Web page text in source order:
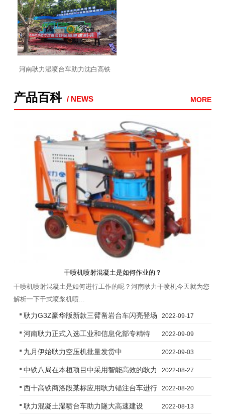
河南耿力湿喷台车助力沈白高铁
顺城隧道斜井建设
产品百科 / NEWS MORE
干喷机喷射混凝土是如何作业的？
干喷机喷射混凝土是如何进行工作的呢？河南耿力干喷机今天就为您
解析一下干式喷浆机喷...
耿力G3Z豪华版新款三臂凿岩台车闪亮登场 2022-09-17
河南耿力正式入选工业和信息化部专精特
新“小巨人”企业
2022-09-09
九月伊始耿力空压机批量发货中 2022-09-03
中铁八局在本桓项目中采用智能高效的耿力
混凝土湿喷台车
2022-08-27
西十高铁商洛段某标应用耿力锚注台车进行
施工作业
2022-08-20
耿力混凝土湿喷台车助力隧大高速建设 2022-08-13